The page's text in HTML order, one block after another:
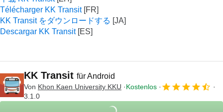
Télécharger KK Transit
KK Transit をダウンロードする
Descargar KK Transit
KK Transit für Android
Von Khon Kaen University KKU
Kostenlos
3.1.0